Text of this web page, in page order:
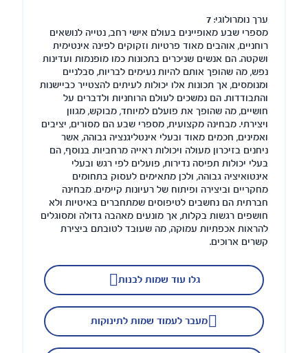
ערך נומרולוגי: 7
מספרי שבע מאופיינים בעולם אישי רחב, נטייה לנושאים
רוחניים, אוהבים מאוד פרטיות וזקוקים לפינה אינטימית
ושקטה. הם אנשים שניכרים בתכונות כמו מופנמות ועדינות
נפש, מה שהופך אותם להיות נעימים לבריות, סבלניים
ומנומסים, אך תכונות אלו יכולות לעיתים להצטייר כביישנות
והתבודדות. הם נמשכים לעולם הרוחניות ולדברים על
חושיים, מה שהופך את פועלם למיוחד, מבוקש, מגוון
ויצירתי. מבחינה מקצועית, מספרי שבע הם מסורים, יציבים
ואמינים, חכמים מאוד ובעלי אינטליגנציה גבוהה, אשר
ניחנים בזיכרון מעולה ויכולות ראייה מרחביות. בנוסף, הם
בעלי יכולות תפיסה נדירות, פועלים לפי רגש ובעלי
אינטואיציה גבוהה, ולכן מתאימים לעסוק בתחומים
מחקריים וביצירה ופיתוח של רעיונות קיימים. מבחינה
חברתית הם נחשבים לטיפוסים שמתחברים באיטיות ולא
חושפים רגשות בקלות, אך מונעים מאהבה גדולה ומסוגלים
להראות אכפתיות עמוקה, מה שעובד לטובתם ביצירת
קשרים ארוכים.
מעבר לעמוד שמות לתינוקות
גלו עוד שמות לבנות